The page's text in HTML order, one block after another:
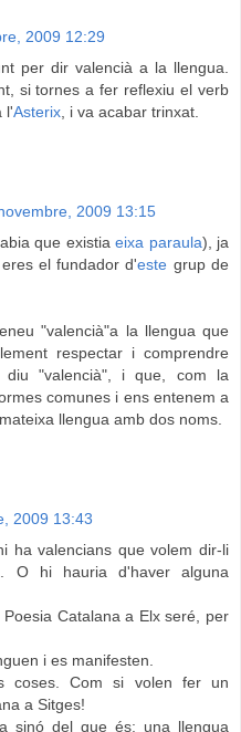
2009 12:29
per dir valencià a la llengua.
si tornes a fer reflexiu el verb
l'Asterix , i va acabar trinxat.
2009 13:15
que existia eixa paraula), ja
el fundador d'este grup de
"valencià"a la llengua que
respectar i comprendre
"valencià", i que, com la
comunes i ens entenem a
llengua amb dos noms.
2009 13:43
ha valencians que volem dir-li
O hi hauria d'haver alguna
Catalana a Elx seré, per
i es manifesten.
coses. Com si volen fer un
a Sitges!
sinó del que és: una llengua